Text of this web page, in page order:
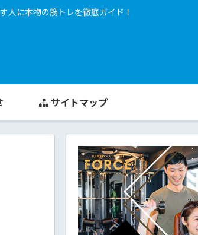
人に本物の筋トレを徹底ガイド！
サイトマップ